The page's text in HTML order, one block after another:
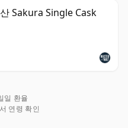
Sakura Single Cask
일 환율
연령 확인